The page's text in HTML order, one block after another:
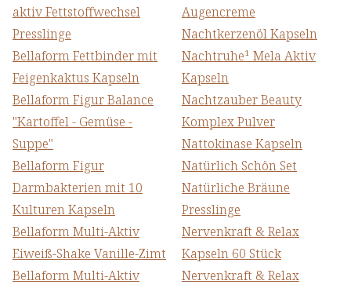
aktiv Fettstoffwechsel
Presslinge
Bellaform Fettbinder mit
Feigenkaktus Kapseln
Bellaform Figur Balance
"Kartoffel - Gemüse -
Suppe"
Bellaform Figur
Darmbakterien mit 10
Kulturen Kapseln
Bellaform Multi-Aktiv
Eiweiß-Shake Vanille-Zimt
Bellaform Multi-Aktiv
Augencreme
Nachtkerzenöl Kapseln
Nachtruhe¹ Mela Aktiv
Kapseln
Nachtzauber Beauty
Komplex Pulver
Nattokinase Kapseln
Natürlich Schön Set
Natürliche Bräune
Presslinge
Nervenkraft & Relax
Kapseln 60 Stück
Nervenkraft & Relax